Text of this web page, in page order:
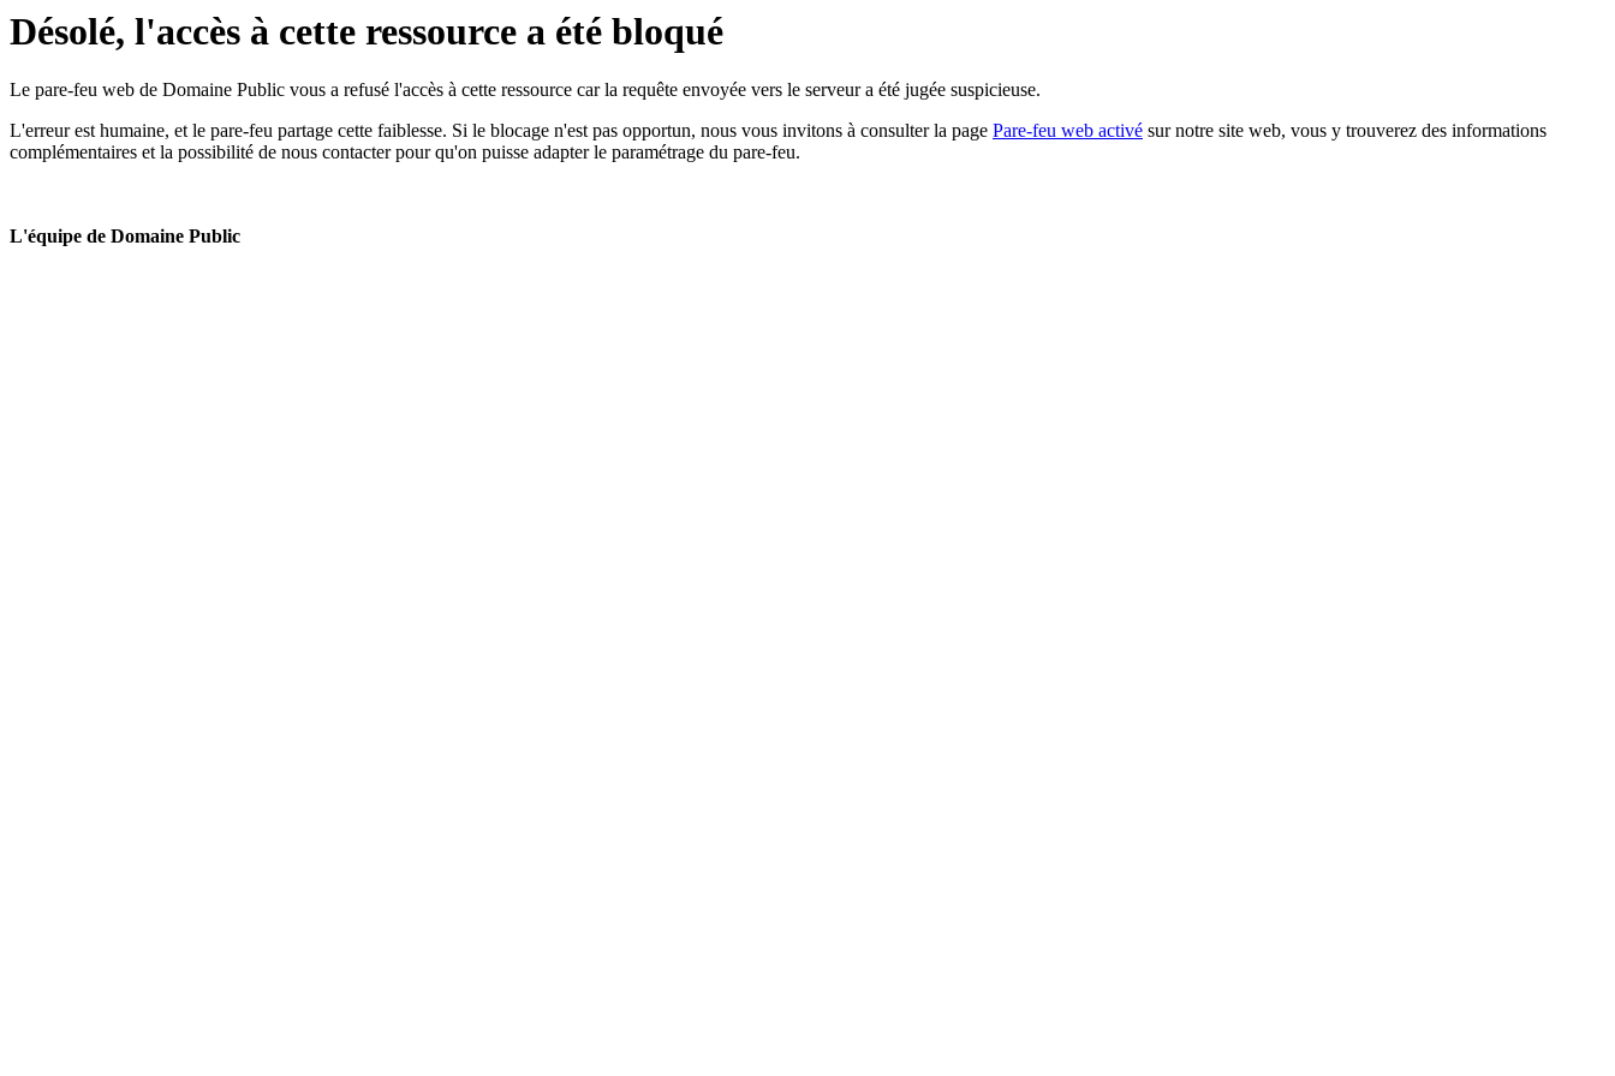
Désolé, l'accès à cette ressource a été bloqué
Le pare-feu web de Domaine Public vous a refusé l'accès à cette ressource car la requête envoyée vers le serveur a été jugée suspicieuse.
L'erreur est humaine, et le pare-feu partage cette faiblesse. Si le blocage n'est pas opportun, nous vous invitons à consulter la page Pare-feu web activé sur notre site web, vous y trouverez des informations
complémentaires et la possibilité de nous contacter pour qu'on puisse adapter le paramétrage du pare-feu.
L'équipe de Domaine Public